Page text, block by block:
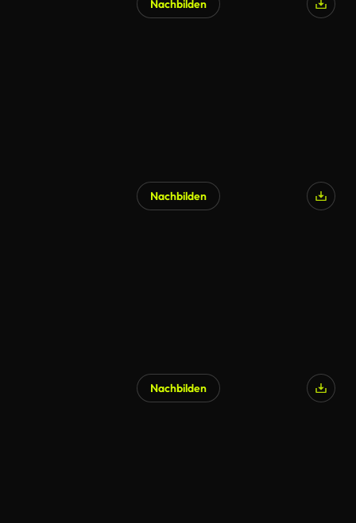
Nachbilden
Nachbilden
Nachbilden